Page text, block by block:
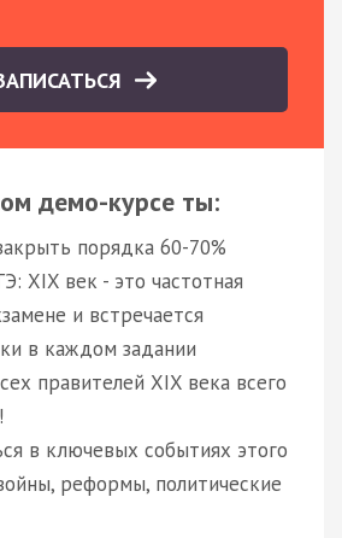
демо-курсе ты:
порядка 60-70%
XIX век - это частотная
и встречается
в каждом задании
правителей XIX века всего
в ключевых событиях этого
реформы, политические